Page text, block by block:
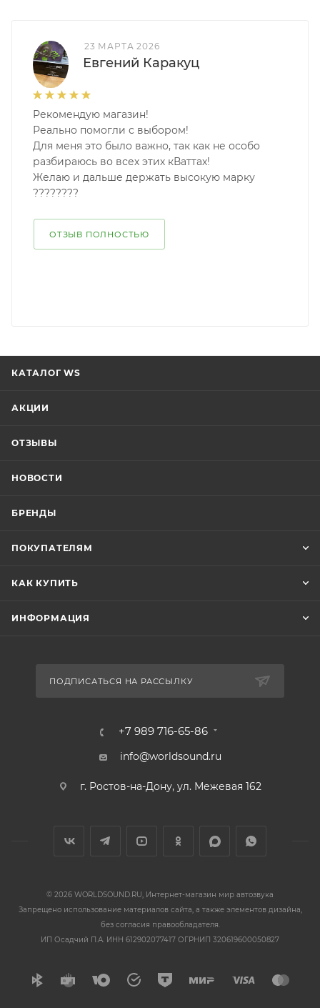
23 МАРТА 2026
Евгений Каракуц
Рекомендую магазин!
Реально помогли с выбором!
Для меня это было важно, так как не особо
разбираюсь во всех этих кВаттах!
Желаю и дальше держать высокую марку
????????
ОТЗЫВ ПОЛНОСТЬЮ
КАТАЛОГ WS
АКЦИИ
ОТЗЫВЫ
НОВОСТИ
БРЕНДЫ
ПОКУПАТЕЛЯМ
КАК КУПИТЬ
ИНФОРМАЦИЯ
ПОДПИСАТЬСЯ НА РАССЫЛКУ
+7 989 716-65-86
info@worldsound.ru
г. Ростов-на-Дону, ул. Межевая 162
© 2026 WORLDSOUND.RU, Интернет-магазин мир автозвука
Запрещено использование материалов сайта, а также элементов дизайна,
без согласия правообладателя.
ИП Осадчий П.А. ИНН 612902077417 ОГРНИП 320619600050827